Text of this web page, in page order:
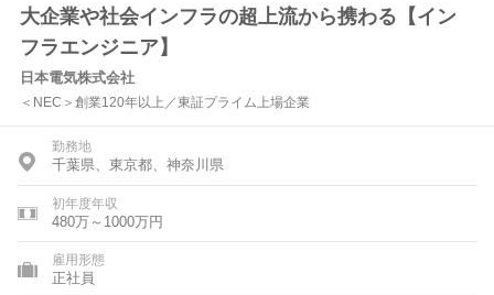
大企業や社会インフラの超上流から携わる【イン
フラエンジニア】
日本電気株式会社
＜NEC＞創業120年以上／東証プライム上場企業
勤務地
千葉県、東京都、神奈川県
初年度年収
480万～1000万円
雇用形態
正社員